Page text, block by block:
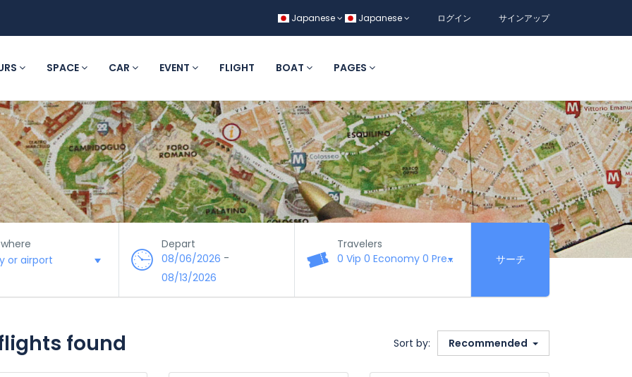
Japanese Japanese ログイン サインアップ
SPACE CAR EVENT FLIGHT BOAT PAGES
Depart
08/06/2026 -
08/13/2026
Travelers
0 Vip 0 Economy 0 Premium 0 Business 0 First Class
サーチ
found Sort by: Recommended